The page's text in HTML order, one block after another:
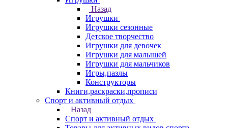
Назад
Игрушки
Игрушки сезонные
Детское творчество
Игрушки для девочек
Игрушки для малышей
Игрушки для мальчиков
Игры,пазлы
Конструкторы
Книги,раскраски,прописи
Спорт и активный отдых
Назад
Спорт и активный отдых